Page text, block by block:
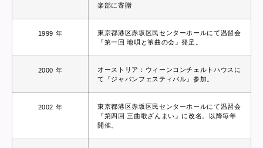
楽部に寄贈
1999 年
東京都港区赤坂区民センターホールにて温習会
『第一回 地唄と箏曲の会』発足。
2000 年
オーストリア：ウィーンコンチェルトハウスに
て『ジャパンフェスティバル』参加。
2002 年
東京都港区赤坂区民センターホールにて温習会
『第四回 三曲歌ざんまい』に改名。以降毎年
開催。